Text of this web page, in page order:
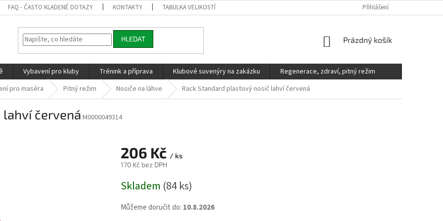
FAQ - ČASTO KLADENÉ DOTAZY KONTAKTY TABULKA VELIKOSTÍ REKLAMACE, VÝMĚNY A VRÁCENÍ ZBOŽÍ
Přihlášení
HLEDAT
NÁKUPNÍ
Prázdný košík
Vybavení pro kluby Trénink a příprava Klubové suvenýry na zakázku
Regenerace, zdraví, pitný režim
pro maséra Pitný režim Nosiče na láhve Rack Standard plastový nosič lahví červená
červená M0000049314
206 Kč / ks
170 Kč bez DPH
cena:
Skladem (84 ks)
Můžeme doručit do: 10.8.2026